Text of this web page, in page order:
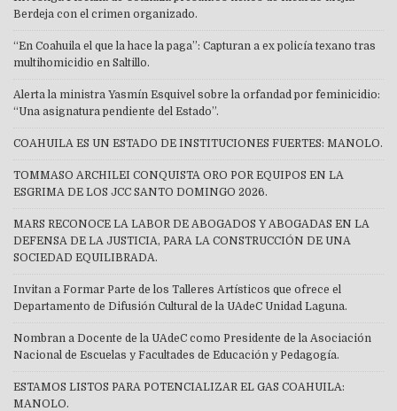
Berdeja con el crimen organizado.
“En Coahuila el que la hace la paga”: Capturan a ex policía texano tras
multihomicidio en Saltillo.
Alerta la ministra Yasmín Esquivel sobre la orfandad por feminicidio:
“Una asignatura pendiente del Estado”.
COAHUILA ES UN ESTADO DE INSTITUCIONES FUERTES: MANOLO.
TOMMASO ARCHILEI CONQUISTA ORO POR EQUIPOS EN LA
ESGRIMA DE LOS JCC SANTO DOMINGO 2026.
MARS RECONOCE LA LABOR DE ABOGADOS Y ABOGADAS EN LA
DEFENSA DE LA JUSTICIA, PARA LA CONSTRUCCIÓN DE UNA
SOCIEDAD EQUILIBRADA.
Invitan a Formar Parte de los Talleres Artísticos que ofrece el
Departamento de Difusión Cultural de la UAdeC Unidad Laguna.
Nombran a Docente de la UAdeC como Presidente de la Asociación
Nacional de Escuelas y Facultades de Educación y Pedagogía.
ESTAMOS LISTOS PARA POTENCIALIZAR EL GAS COAHUILA:
MANOLO.